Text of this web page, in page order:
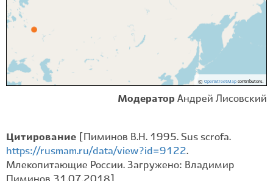
© OpenStreetMapcontributors.
Модератор Андрей Лисовский
Цитирование
[Пиминов В.Н. 1995. Sus scrofa.
https://rusmam.ru/data/view?id=9122.
Млекопитающие России. Загружено: Владимир